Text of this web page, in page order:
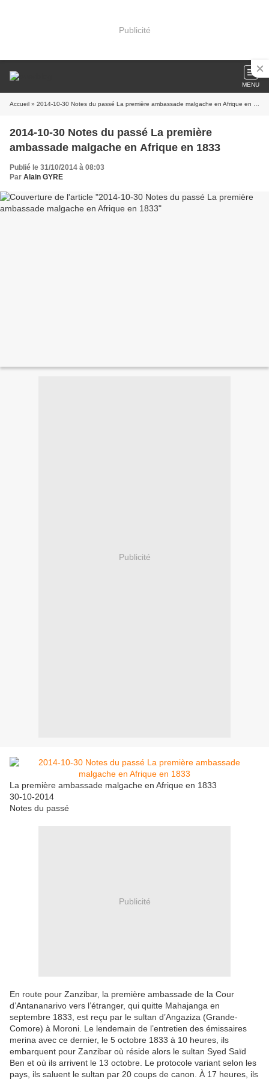
Publicité
MENU
Accueil » 2014-10-30 Notes du passé La première ambassade malgache en Afrique en 1833
2014-10-30 Notes du passé La première
ambassade malgache en Afrique en 1833
Publié le 31/10/2014 à 08:03
Par Alain GYRE
Publicité
La première ambassade malgache en Afrique en 1833
30-10-2014
Notes du passé
Publicité
En route pour Zanzibar, la première ambassade de la Cour
d’Anta­nanarivo vers l’étranger, qui quitte Mahajanga en
septembre 1833, est reçu par le sultan d’Angaziza (Grande-
Comore) à Moroni. Le lendemain de l’entretien des émissaires
merina avec ce dernier, le 5 octobre 1833 à 10 heures, ils
embarquent pour Zanzibar où réside alors le sultan Syed Saïd
Ben et où ils arrivent le 13 octobre. Le protocole variant selon les
pays, ils saluent le sultan par 20 coups de canon. À 17 heures, ils